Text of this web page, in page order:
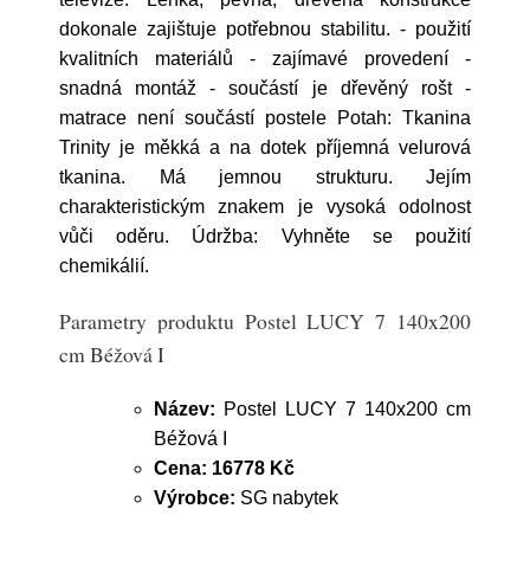
dokonale zajištuje potřebnou stabilitu. - použití
kvalitních materiálů - zajímavé provedení -
snadná montáž - součástí je dřevěný rošt -
matrace není součástí postele Potah: Tkanina
Trinity je měkká a na dotek příjemná velurová
tkanina. Má jemnou strukturu. Jejím
charakteristickým znakem je vysoká odolnost
vůči oděru. Údržba: Vyhněte se použití
chemikálií.
Parametry produktu Postel LUCY 7 140x200
cm Béžová I
Název: Postel LUCY 7 140x200 cm
Béžová I
Cena: 16778 Kč
Výrobce: SG nabytek